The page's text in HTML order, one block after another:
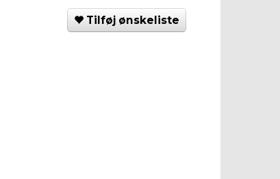
Tilføj ønskeliste